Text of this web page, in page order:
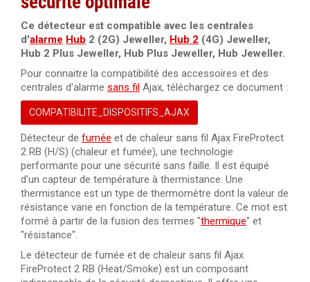
Ce détecteur est compatible avec les centrales
d'alarme Hub 2 (2G) Jeweller, Hub 2 (4G) Jeweller,
Hub 2 Plus Jeweller, Hub Plus Jeweller, Hub Jeweller.
Pour connaitre la compatibilité des accessoires et des
centrales d'alarme sans fil Ajax, téléchargez ce document :
COMPATIBILITE_DISPOSITIFS_AJAX
Détecteur de fumée et de chaleur sans fil Ajax FireProtect
2 RB (H/S) (chaleur et fumée), une technologie
performante pour une sécurité sans faille. Il est équipé
d'un capteur de température à thermistance. Une
thermistance est un type de thermomètre dont la valeur de
résistance varie en fonction de la température. Ce mot est
formé à partir de la fusion des termes "thermique" et
"résistance".
Le détecteur de fumée et de chaleur sans fil Ajax
FireProtect 2 RB (Heat/Smoke) est un composant